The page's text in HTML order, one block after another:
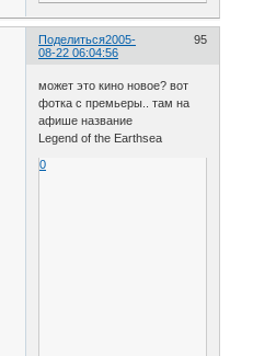
Поделиться 95
2005-
08-22 06:04:56
может это кино новое? вот
фотка с премьеры.. там на
афише название
Legend of the Earthsea
0